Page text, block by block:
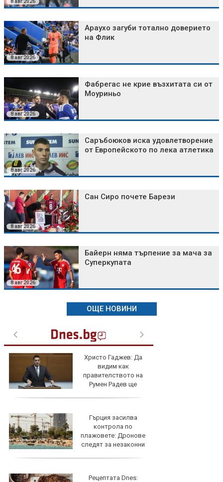
8 авг 2026
8 авг 2026
Араухо загуби тотално доверието
на Флик
8 авг 2026
Фабрегас не крие възхитата си от
Моуриньо
8 авг 2026
Саръбоюков иска удовлетворение
от Европейското по лека атлетика
8 авг 2026
Сан Сиро почете Барези
8 авг 2026
Байерн няма търпение за мача за
Суперкупата
ОЩЕ НОВИНИ
Христо Гаджев: Да
видим как
правителството на
Румен Радев ще
Гърция засилва
контрола по
плажовете: Дронове
следят за незаконни
Рецептата Dnes: